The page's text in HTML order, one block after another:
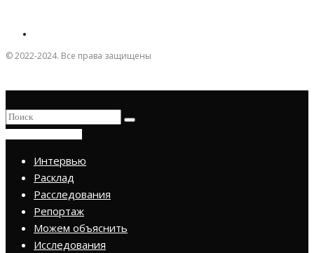
© 2022-2024. Все права защищены
Интервью
Расклад
Расследования
Репортаж
Можем объяснить
Исследования